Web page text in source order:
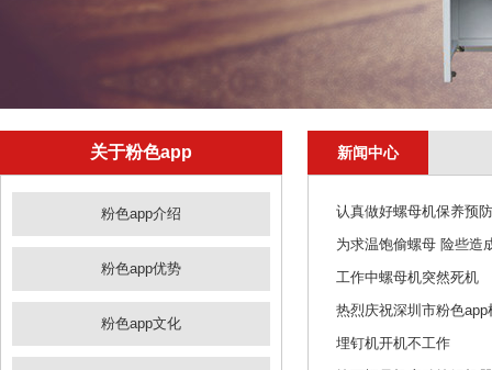
关于粉色app
粉色app介绍
粉色app优势
粉色app文化
新闻中心
认真做好螺母机保养预
为求温饱偷螺母 险些造
工作中螺母机突然死机
热烈庆祝深圳市粉色
埋钉机开机不工作